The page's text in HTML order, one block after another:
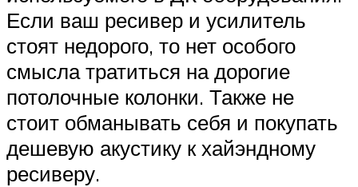
Если ваш ресивер и усилитель
стоят недорого, то нет особого
смысла тратиться на дорогие
потолочные колонки. Также не
стоит обманывать себя и покупать
дешевую акустику к хайэндному
ресиверу.